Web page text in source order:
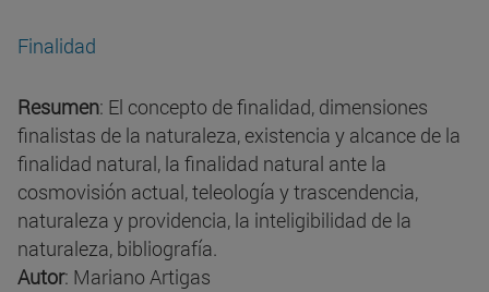
Finalidad
Resumen: El concepto de finalidad, dimensiones
finalistas de la naturaleza, existencia y alcance de la
finalidad natural, la finalidad natural ante la
cosmovisión actual, teleología y trascendencia,
naturaleza y providencia, la inteligibilidad de la
naturaleza, bibliografía.
Autor: Mariano Artigas